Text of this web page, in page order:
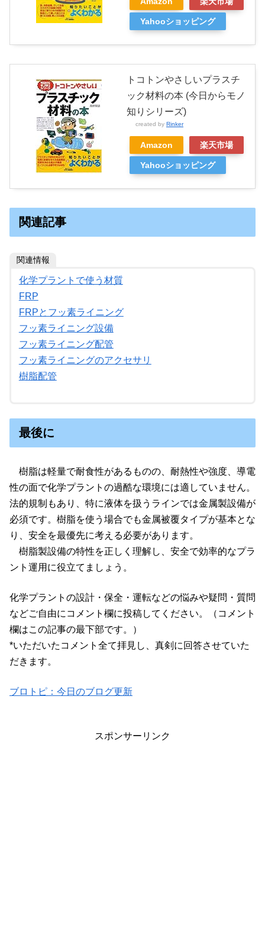
Yahooショッピング
トコトンやさしいプラスチ
ック材料の本 (今日からモノ
知りシリーズ)
created by Rinker
Amazon 楽天市場
Yahooショッピング
関連記事
関連情報
化学プラントで使う材質
FRP
FRPとフッ素ライニング
フッ素ライニング設備
フッ素ライニング配管
フッ素ライニングのアクセサリ
樹脂配管
最後に
樹脂は軽量で耐食性があるものの、耐熱性や強度、導電
性の面で化学プラントの過酷な環境には適していません。
法的規制もあり、特に液体を扱うラインでは金属製設備が
必須です。樹脂を使う場合でも金属被覆タイプが基本とな
り、安全を最優先に考える必要があります。
樹脂製設備の特性を正しく理解し、安全で効率的なプラ
ント運用に役立てましょう。
化学プラントの設計・保全・運転などの悩みや疑問・質問
などご自由にコメント欄に投稿してください。（コメント
欄はこの記事の最下部です。）
*いただいたコメント全て拝見し、真剣に回答させていた
だきます。
ブロトピ：今日のブログ更新
スポンサーリンク